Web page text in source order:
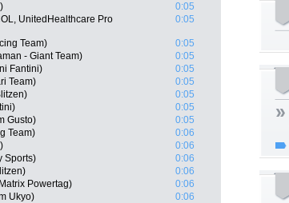
0:05
UnitedHealthcare Pro
0:05
Team)
0:05
- Giant Team)
0:05
Fantini)
0:05
Team)
0:05
0:05
0:05
Gusto)
0:05
Team)
0:06
0:06
Sports)
0:06
0:06
Powertag)
0:06
Ukyo)
0:06